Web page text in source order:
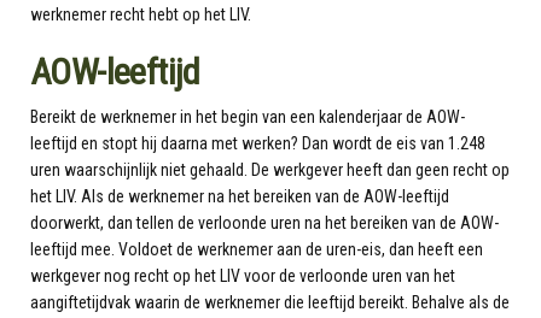
werknemer recht hebt op het LIV.
AOW-leeftijd
Bereikt de werknemer in het begin van een kalenderjaar de AOW-
leeftijd en stopt hij daarna met werken? Dan wordt de eis van 1.248
uren waarschijnlijk niet gehaald. De werkgever heeft dan geen recht op
het LIV. Als de werknemer na het bereiken van de AOW-leeftijd
doorwerkt, dan tellen de verloonde uren na het bereiken van de AOW-
leeftijd mee. Voldoet de werknemer aan de uren-eis, dan heeft een
werkgever nog recht op het LIV voor de verloonde uren van het
aangiftetijdvak waarin de werknemer die leeftijd bereikt. Behalve als de